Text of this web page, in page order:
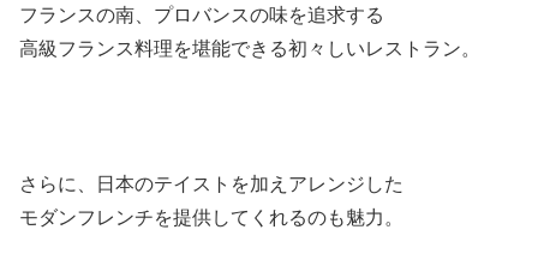
フランスの南、プロバンスの味を追求する
高級フランス料理を堪能できる初々しいレストラン。
さらに、日本のテイストを加えアレンジした
モダンフレンチを提供してくれるのも魅力。